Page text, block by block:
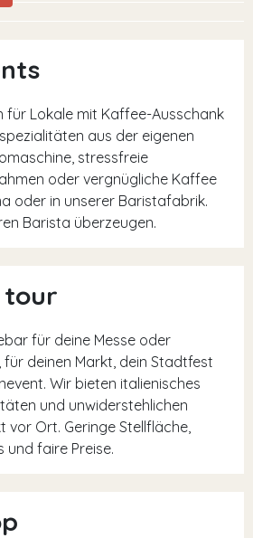
für Lokale mit Kaffee-Ausschank
aus der eigenen
stressfreie
oder vergnügliche Kaffee
oder in unserer Baristafabrik.
Barista überzeugen.
tour
für deine Messe oder
deinen Markt, dein Stadtfest
Wir bieten italienisches
und unwiderstehlichen
vor Ort. Geringe Stellfläche,
und faire Preise.